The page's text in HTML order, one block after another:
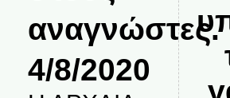
αναγνώστες.
4/8/2020